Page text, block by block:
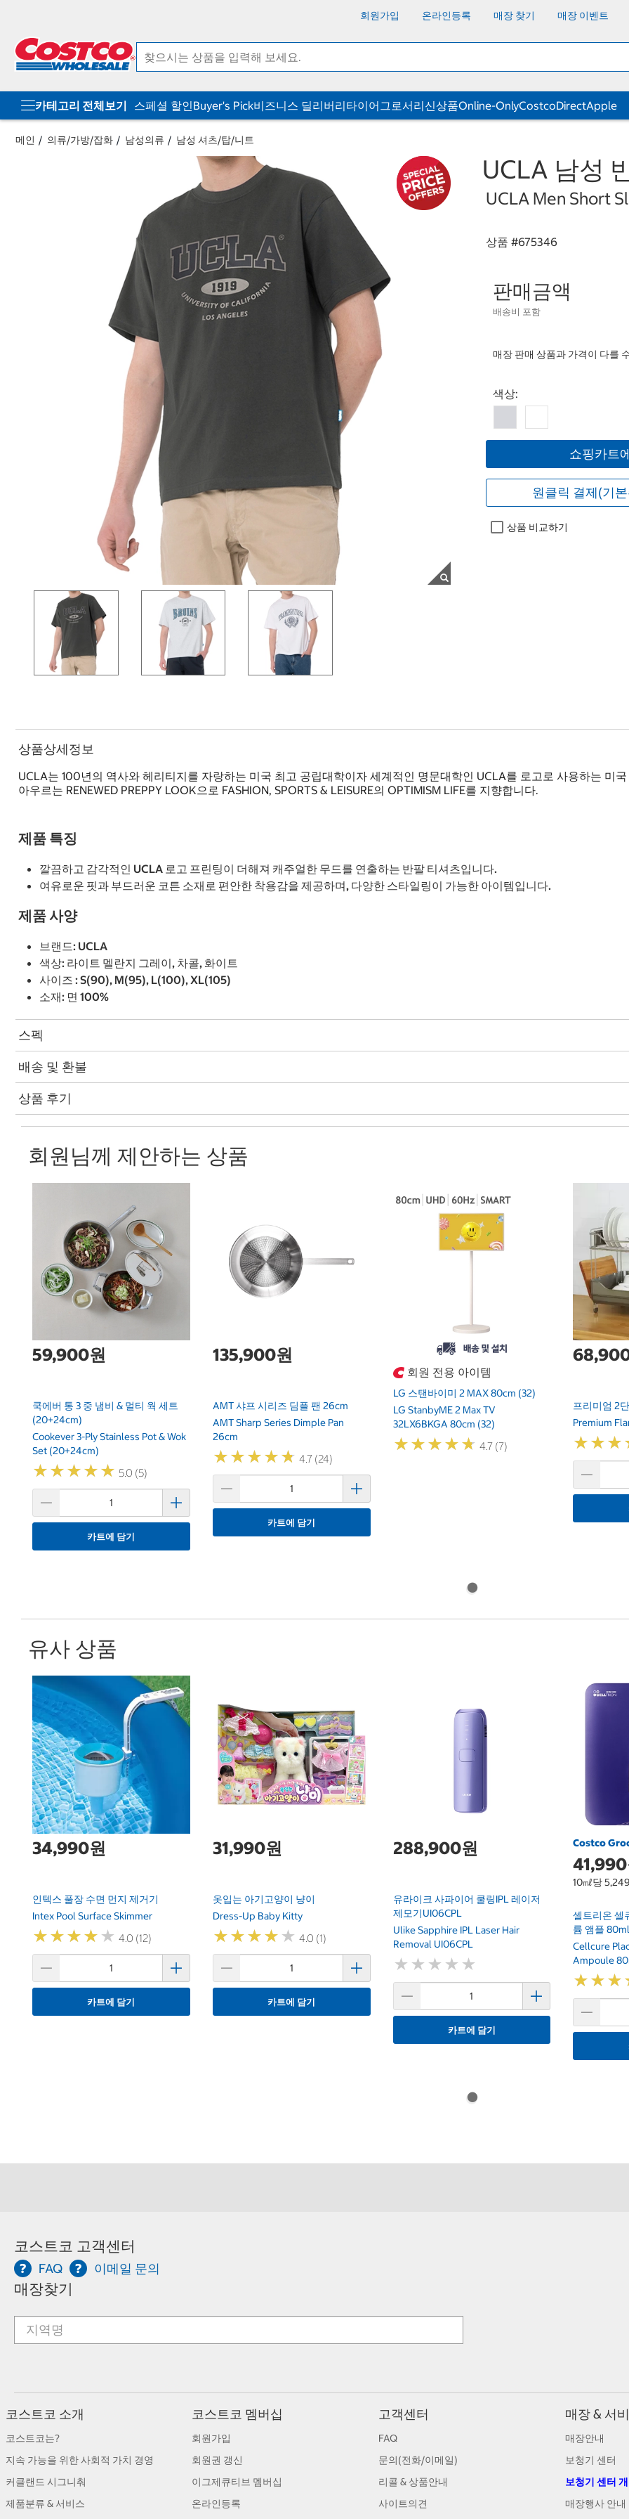
회원가입 온라인등록 매장 찾기 매장 이벤트
카테고리 전체보기 스페셜 할인Buyer's Pick비즈니스 딜리버리타이어그로서리신상품Online-OnlyCostcoDirectApple
메인 의류/가방/잡화 남성의류 남성 셔츠/탑/니트
UCLA 남성
UCLA Men Short
상품 #675346
판매금액
배송비 포함
매장 판매 상품과 가격이 다를
Select product
색상:
쇼핑카트
원클릭 결제(기
상품 비교하기
상품상세정보
UCLA는 100년의 역사와 헤리티지를 자랑하는 미국 최고 공립대학이자 세계적인 명문대학인 UCLA를 로고로 사용하는 미
아우르는 RENEWED PREPPY LOOK으로 FASHION, SPORTS & LEISURE의 OPTIMISM LIFE를 지향합니다.
제품 특징
깔끔하고 감각적인 UCLA 로고 프린팅이 더해져 캐주얼한 무드를 연출하는 반팔 티셔츠입니다.
여유로운 핏과 부드러운 코튼 소재로 편안한 착용감을 제공하며, 다양한 스타일링이 가능한 아이템입니다.
제품 사양
브랜드: UCLA
색상: 라이트 멜란지 그레이, 차콜, 화이트
사이즈 : S(90), M(95), L(100), XL(105)
소재: 면 100%
스펙
배송 및 환불
상품 후기
회원님께 제안하는 상품
59,900원
쿡에버 통 3 중 냄비 & 멀티 웍 세트
(20+24cm)
Cookever 3-Ply Stainless Pot & Wok
Set (20+24cm)
★★★★★
★★★★★ 5.0 (5)
카트에 담기
135,900원
AMT 샤프 시리즈 딤플 팬 26cm
AMT Sharp Series Dimple Pan
26cm
★★★★★
★★★★★ 4.7 (24)
카트에 담기
회원 전용 아이템
LG 스탠바이미 2 MAX 80cm (32)
LG StanbyME 2 Max TV
32LX6BKGA 80cm (32)
★★★★★
★★★★★ 4.7 (7)
프리미엄 2
Premium
★★★
★★★
유사 상품
34,990원
인텍스 풀장 수면 먼지 제거기
Intex Pool Surface Skimmer
★★★★ ★
★★★★ ★ 4.0 (12)
카트에 담기
31,990원
옷입는 아기고양이 냥이
Dress-Up Baby Kitty
★★★★ ★
★★★★ ★ 4.0 (1)
카트에 담기
288,900원
유라이크 사파이어 쿨링IPL 레이저
제모기UI06CPL
Ulike Sapphire IPL Laser Hair
Removal UI06CPL
★ ★ ★ ★ ★
★ ★ ★ ★ ★
카트에 담기
Costco
10㎖당
셀트리온 셀
륨 앰플
Cellcure
Ampoule
★★★
★★★
코스트코 고객센터
FAQ 이메일 문의
매장찾기
코스트코 소개
코스트코는?
지속 가능을 위한 사회적 가치 경영
커클랜드 시그니춰
제품분류 & 서비스
코스트코 멤버십
회원가입
회원권 갱신
이그제큐티브 멤버십
온라인등록
고객센터
FAQ
문의(전화/이메일)
리콜 & 상품안내
사이트의견
매장 & 서
매장안내
보청기 센터
보청기 센터
매장행사 안내